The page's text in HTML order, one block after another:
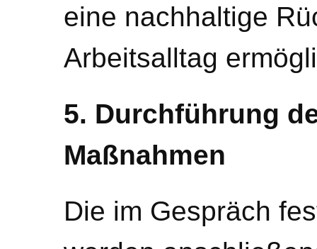
eine nachhaltige
Arbeitsalltag
5. Durchführung
Maßnahmen
Die im Gespräch